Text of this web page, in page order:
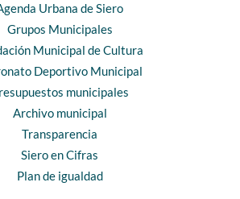
Urbana de Siero
Grupos Municipales
Municipal de Cultura
Deportivo Municipal
municipales
Archivo municipal
Transparencia
Siero en Cifras
Plan de igualdad